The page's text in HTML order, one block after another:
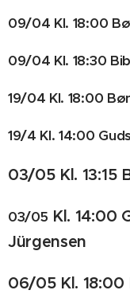
09/04 Kl. 18:00
09/04 Kl. 18:30
19/04 Kl. 18:00
19/4 Kl. 14:00
03/05 Kl. 13:15
03/05 Kl. 14:00
Jürgensen
06/05 Kl. 18:00